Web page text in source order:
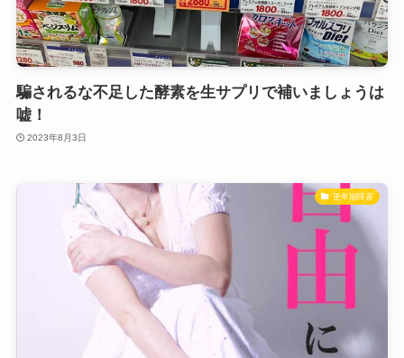
騙されるな不足した酵素を生サプリで補いましょうは
嘘！
2023年8月3日
更年期障害